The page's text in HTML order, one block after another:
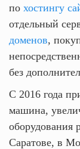
по хостингу
отдельный
доменов,
без
С 2016 года
машина,
оборудования
Саратове, в